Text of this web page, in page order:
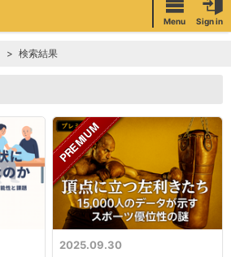
Menu Sign in
検索結果
2025.09.30